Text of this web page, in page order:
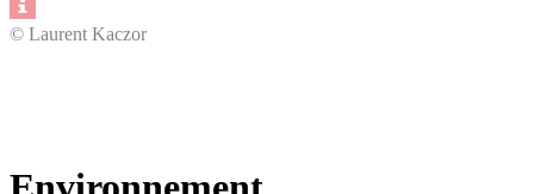
© Laurent Kaczor